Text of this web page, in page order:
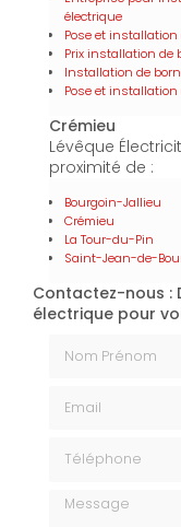
électrique
Pose et
Prix installation de
Installation de
Pose et
Crémieu
Lévêque
proximité de :
Bourgoin-Jallieu
Crémieu
La Tour-du-Pin
Saint-Jean-de-
Contactez-nous :
électrique pour
Message